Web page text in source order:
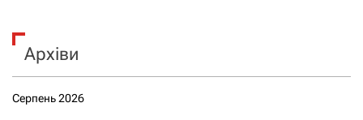
Архіви
Серпень 2026